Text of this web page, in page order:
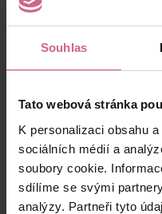
Souhlas
Tato webová stránka
K personalizaci obsahu
sociálních médií a
soubory cookie.
sdílíme se svými
analýzy. Partneři tyto
53